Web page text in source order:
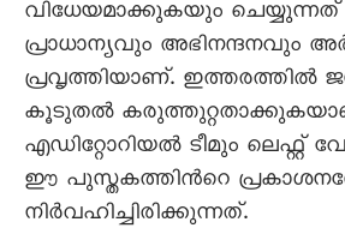
വിധേയമാക്കുകയും
പ്രാധാന്യവും അഭിനന്ദനവും
പ്രവൃത്തിയാണ്. ഇത്തരത്തില്‍
കൂടുതല്‍
എഡിറ്റോറിയല്‍ ടീമും
ഈ പുസ്തകത്തിന്‍റെ
നിര്‍വഹിച്ചിരിക്കുന്നത്.